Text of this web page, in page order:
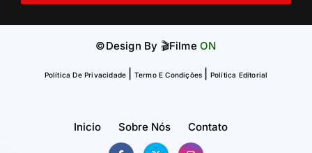
©Design By 🎬Filme ON
Política De Privacidade Termo E Condições Política Editorial
Inicio Sobre Nós Contato